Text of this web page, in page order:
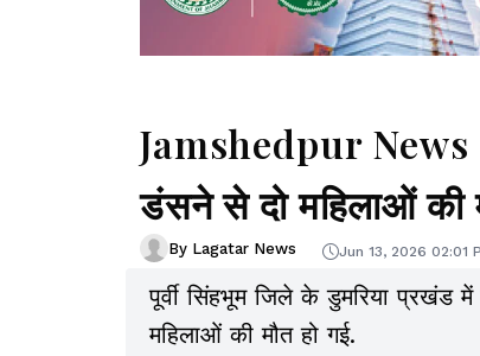
Jamshedpur News :
डंसने से दो महिलाओं की
By Lagatar News Jun 13, 2026 02:01
पूर्वी सिंहभूम जिले के डुमरिया
महिलाओं की मौत हो गई.